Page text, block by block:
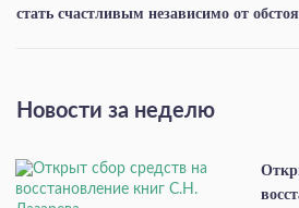
стать счастливым независимо от
Новости за неделю